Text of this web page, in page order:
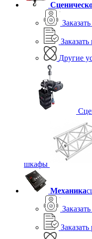
Другие
шкафы
Механика